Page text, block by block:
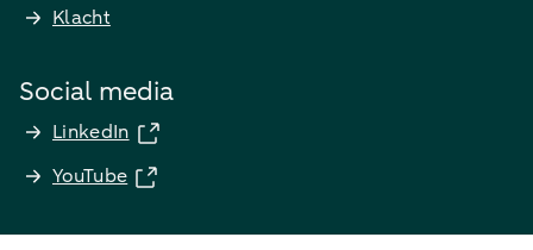
Klacht
Social media
LinkedIn
YouTube